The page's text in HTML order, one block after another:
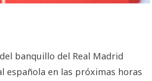
banquillo del Real Madrid
española en las próximas horas